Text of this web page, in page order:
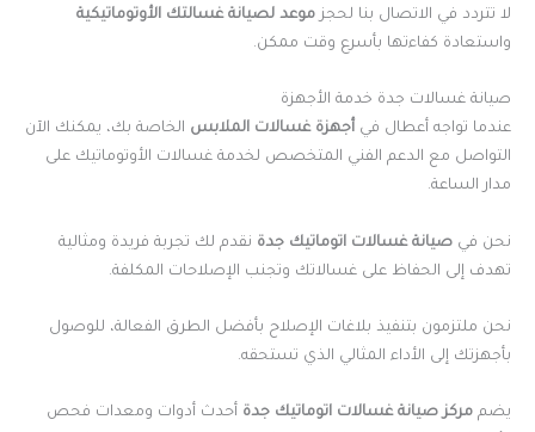
لا تتردد في الاتصال بنا لحجز موعد لصيانة غسالتك الأوتوماتيكية
واستعادة كفاءتها بأسرع وقت ممكن.
صيانة غسالات جدة خدمة الأجهزة
عندما تواجه أعطال في أجهزة غسالات الملابس الخاصة بك، يمكنك الآن
التواصل مع الدعم الفني المتخصص لخدمة غسالات الأوتوماتيك على
مدار الساعة.
نحن في صيانة غسالات اتوماتيك جدة نقدم لك تجربة فريدة ومثالية
تهدف إلى الحفاظ على غسالاتك وتجنب الإصلاحات المكلفة.
نحن ملتزمون بتنفيذ بلاغات الإصلاح بأفضل الطرق الفعالة، للوصول
بأجهزتك إلى الأداء المثالي الذي تستحقه.
يضم مركز صيانة غسالات اتوماتيك جدة أحدث أدوات ومعدات فحص